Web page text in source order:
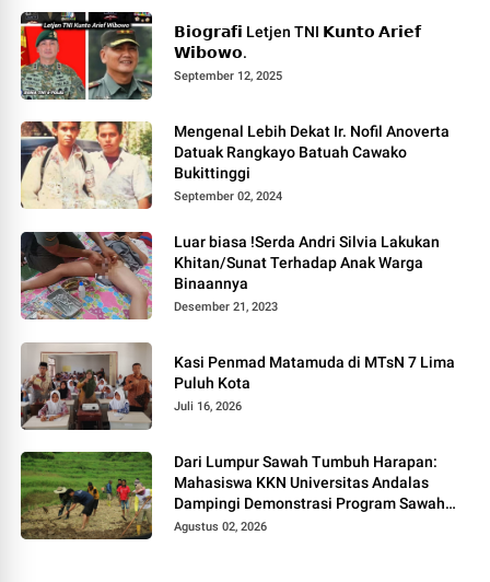
𝗕𝗶𝗼𝗴𝗿𝗮𝗳𝗶 Letjen TNI 𝗞𝘂𝗻𝘁𝗼 𝗔𝗿𝗶𝗲𝗳
𝗪𝗶𝗯𝗼𝘄𝗼.
September 12, 2025
Mengenal Lebih Dekat Ir. Nofil Anoverta
Datuak Rangkayo Batuah Cawako
Bukittinggi
September 02, 2024
Luar biasa !Serda Andri Silvia Lakukan
Khitan/Sunat Terhadap Anak Warga
Binaannya
Desember 21, 2023
Kasi Penmad Matamuda di MTsN 7 Lima
Puluh Kota
Juli 16, 2026
Dari Lumpur Sawah Tumbuh Harapan:
Mahasiswa KKN Universitas Andalas
Dampingi Demonstrasi Program Sawah
Pokok Murah di Jorong Bayua
Agustus 02, 2026